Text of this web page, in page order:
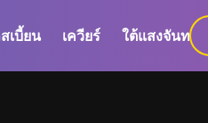
สเบี้ยน เควียร์ ใต้แสงจันทร์